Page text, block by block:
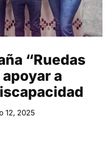
“Ruedas
a
12, 2025